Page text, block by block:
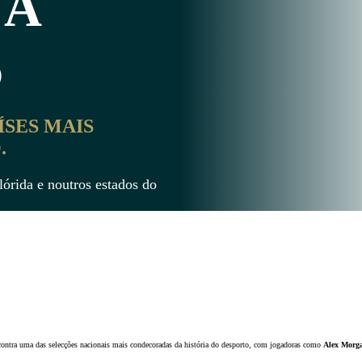
MAIS
e noutros estados do
uma das selecções nacionais mais condecoradas da história do desporto, com jogadoras como Alex